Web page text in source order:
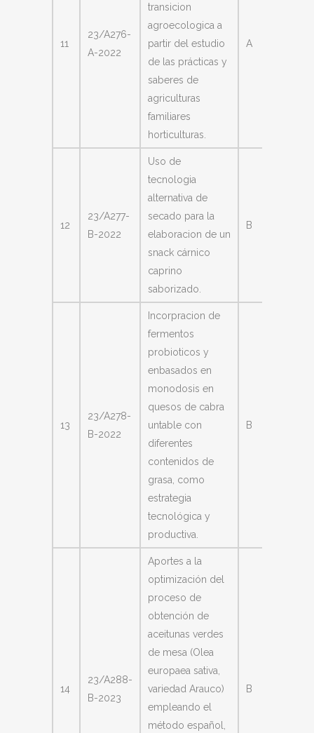
11
23/A276-
A-2022
transicion
agroecologica a
partir del estudio
de las prácticas y
saberes de
agriculturas
familiares
horticulturas.
A
12
23/A277-
B-2022
Uso de
tecnologia
alternativa de
secado para la
elaboracion de un
snack cárnico
caprino
saborizado.
B
13
23/A278-
B-2022
Incorpracion de
fermentos
probioticos y
enbasados en
monodosis en
quesos de cabra
untable con
diferentes
contenidos de
grasa, como
estrategia
tecnológica y
productiva.
B
14
23/A288-
B-2023
Aportes a la
optimización del
proceso de
obtención de
aceitunas verdes
de mesa (Olea
europaea sativa,
variedad Arauco)
empleando el
método español,
B